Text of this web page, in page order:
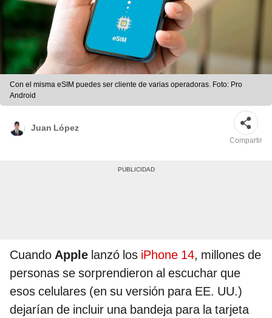
Con el misma eSIM puedes ser cliente de varias operadoras. Foto: Pro
Android
Juan López
Compartir
Cuando Apple lanzó los iPhone 14, millones de
personas se sorprendieron al escuchar que
esos celulares (en su versión para EE. UU.)
dejarían de incluir una bandeja para la tarjeta